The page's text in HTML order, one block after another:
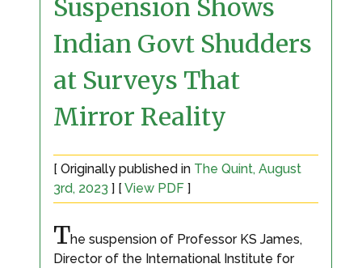
Suspension Shows
Indian Govt Shudders
at Surveys That
Mirror Reality
[ Originally published in The Quint, August
3rd, 2023 ] [ View PDF ]
The suspension of Professor KS James,
Director of the International Institute for